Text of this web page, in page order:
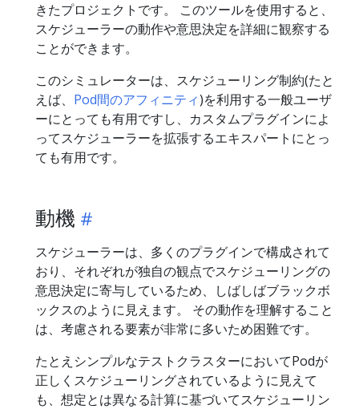
きたプロジェクトです。 このツールを使用すると、
スケジューラーの動作や意思決定を詳細に観察する
ことができます。
このシミュレーターは、スケジューリング制約(たと
えば、 Pod間のアフィニティ)を利用する一般ユーザ
ーにとっても有用ですし、カスタムプラグインによ
ってスケジューラーを拡張するエキスパートにとっ
ても有用です。
動機
スケジューラーは、多くのプラグインで構成されて
おり、それぞれが独自の観点でスケジューリングの
意思決定に寄与しているため、しばしばブラックボ
ックスのように見えます。 その動作を理解すること
は、考慮される要素が非常に多いため困難です。
たとえシンプルなテストクラスターにおいてPodが
正しくスケジューリングされているように見えて
も、想定とは異なる計算に基づいてスケジューリン